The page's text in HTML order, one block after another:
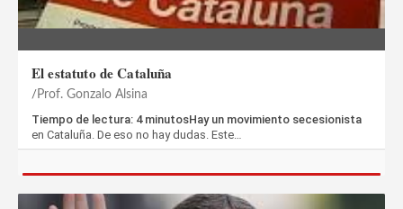
El estatuto de Cataluña
Prof. Gonzalo Alsina
Tiempo de lectura: 4 minutosHay un movimiento secesionista
en Cataluña. De eso no hay dudas. Este…